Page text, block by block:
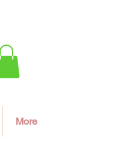
More